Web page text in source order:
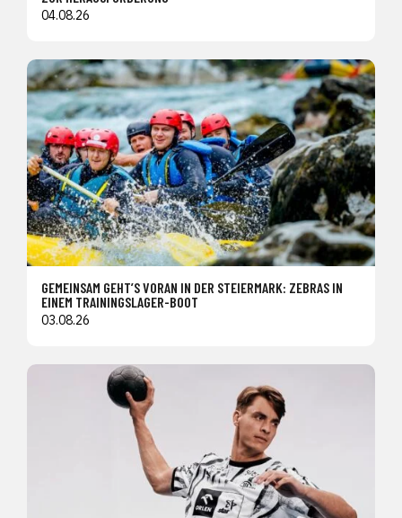
04.08.26
GEMEINSAM GEHT’S VORAN IN DER STEIERMARK: ZEBRAS IN
EINEM TRAININGSLAGER-BOOT
03.08.26